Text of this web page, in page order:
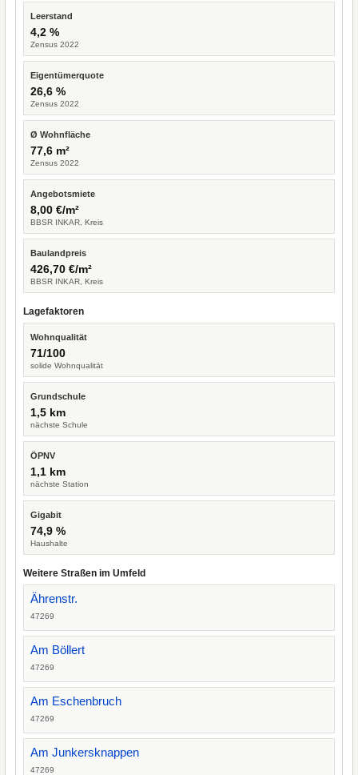
Leerstand
4,2 %
Zensus 2022
Eigentümerquote
26,6 %
Zensus 2022
Ø Wohnfläche
77,6 m²
Zensus 2022
Angebotsmiete
8,00 €/m²
BBSR INKAR, Kreis
Baulandpreis
426,70 €/m²
BBSR INKAR, Kreis
Lagefaktoren
Wohnqualität
71/100
solide Wohnqualität
Grundschule
1,5 km
nächste Schule
ÖPNV
1,1 km
nächste Station
Gigabit
74,9 %
Haushalte
Weitere Straßen im Umfeld
Ährenstr.
47269
Am Böllert
47269
Am Eschenbruch
47269
Am Junkersknappen
47269